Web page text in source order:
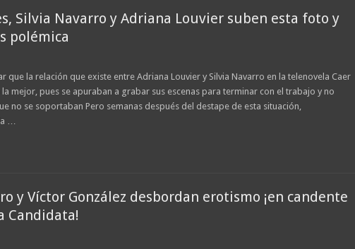
Silvia Navarro y Adriana Louvier suben esta foto y
polémica
que la relación que existe entre Adriana Louvier y Silvia Navarro en la telenovela Caer
mejor, pues se apuraban a grabar sus escenas para terminar con el trabajo y no
no se soportaban Pero semanas después del destape de esta situación,
…
y Víctor González desbordan erotismo ¡en candente
Candidata!